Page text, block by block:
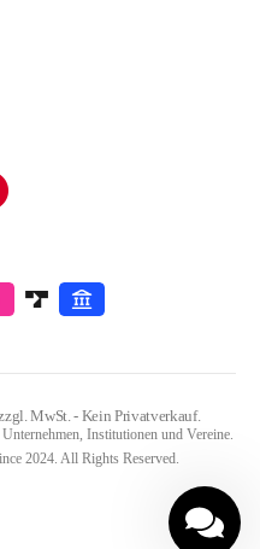
MwSt. - Kein Privatverkauf.
Institutionen und Vereine.
2024. All Rights Reserved.